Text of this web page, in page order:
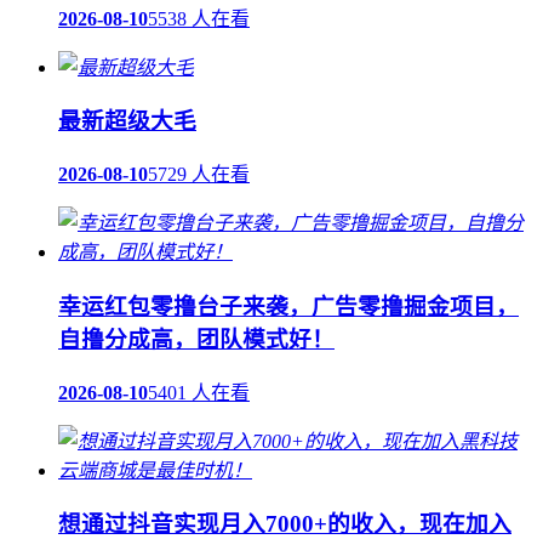
2026-08-105538 人在看
最新超级大毛
2026-08-105729 人在看
幸运红包零撸台子来袭，广告零撸掘金项目，
自撸分成高，团队模式好！
2026-08-105401 人在看
想通过抖音实现月入7000+的收入，现在加入